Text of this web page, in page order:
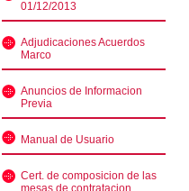
01/12/2013
Adjudicaciones Acuerdos
Marco
Anuncios de Informacion
Previa
Manual de Usuario
Cert. de composicion de las
mesas de contratacion